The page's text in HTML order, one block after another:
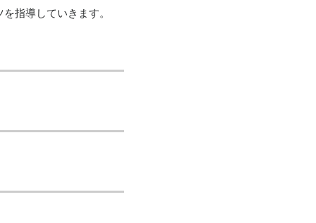
指導していきます。